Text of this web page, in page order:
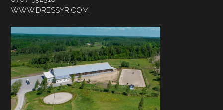
WWW.DRESSYR.COM